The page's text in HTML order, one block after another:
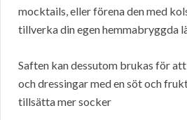
mocktails, eller förena den med
tillverka din egen hemmabryggda
Saften kan dessutom brukas för
och dressingar med en söt och
tillsätta mer socker